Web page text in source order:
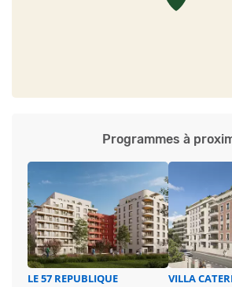
Programmes à
LE 57 REPUBLIQUE
VILLA